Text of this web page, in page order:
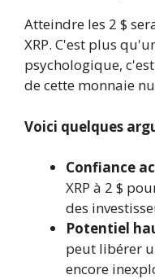
Atteindre les 2 $
XRP. C'est plus
psychologique,
de cette monnaie
Voici quelques
Confiance
XRP à 2 $
des
Potentiel
peut libérer
encore